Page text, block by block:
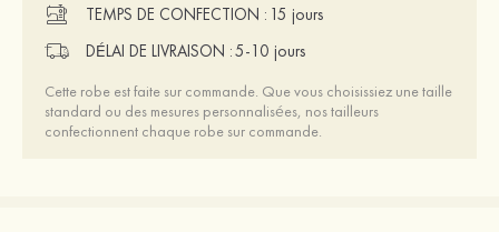
TEMPS DE CONFECTION : 15 jours
DÉLAI DE LIVRAISON :5-10 jours
Cette robe est faite sur commande. Que vous choisissiez une taille
standard ou des mesures personnalisées, nos tailleurs
confectionnent chaque robe sur commande.